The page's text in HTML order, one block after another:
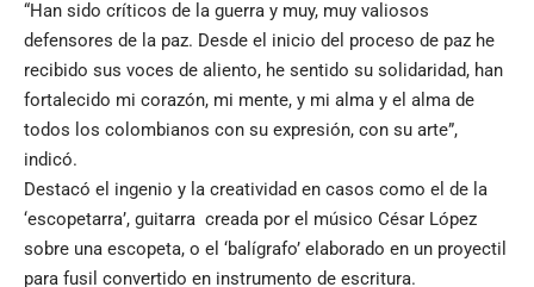
“Han sido críticos de la guerra y muy, muy valiosos
defensores de la paz. Desde el inicio del proceso de paz he
recibido sus voces de aliento, he sentido su solidaridad, han
fortalecido mi corazón, mi mente, y mi alma y el alma de
todos los colombianos con su expresión, con su arte”,
indicó.
Destacó el ingenio y la creatividad en casos como el de la
‘escopetarra’, guitarra creada por el músico César López
sobre una escopeta, o el ‘balígrafo’ elaborado en un proyectil
para fusil convertido en instrumento de escritura.